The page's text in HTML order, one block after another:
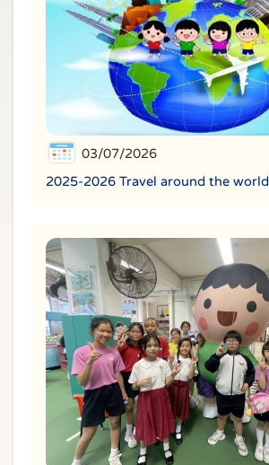
03/07/2026
2025-2026 Travel around the world